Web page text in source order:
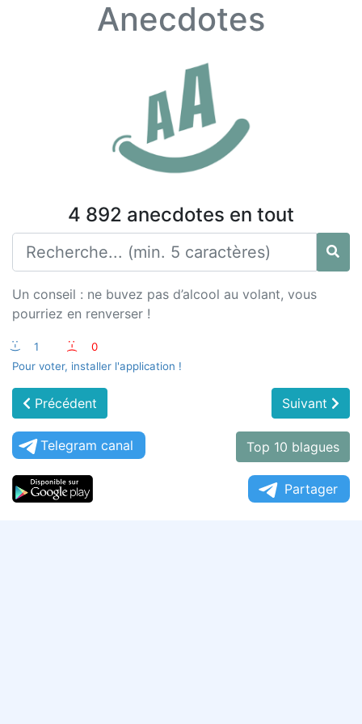
Anecdotes
4 892 anecdotes en tout
Un conseil : ne buvez pas d’alcool au volant, vous
pourriez en renverser !
:-) 1 :-(
0
Pour voter, installer l'application !
Précédent Suivant
Telegram canal Top 10 blagues
Partager